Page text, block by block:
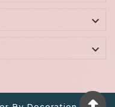

